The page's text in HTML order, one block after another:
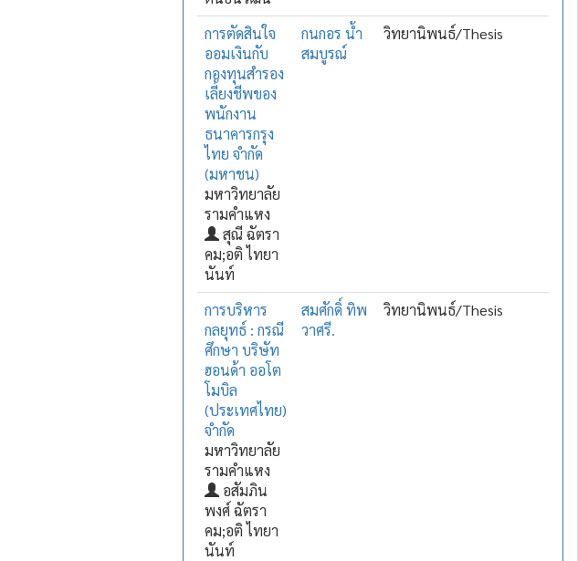
การตัดสินใจ
ออมเงินกับ
กองทุนสำรอง
เลี้ยงชีพของ
พนักงาน
ธนาคารกรุง
ไทย จำกัด
(มหาชน)
มหาวิทยาลัย
รามคำแหง
สุณี ฉัตรา
คม;อติ ไทยา
นันท์
กนกอร น้ำ
สมบูรณ์
วิทยานิพนธ์/Thesis
การบริหาร
กลยุทธ์ : กรณี
ศึกษา บริษัท
ฮอนด้า ออโต
โมบิล
(ประเทศไทย)
จำกัด
มหาวิทยาลัย
รามคำแหง
อสัมภิน
พงศ์ ฉัตรา
คม;อติ ไทยา
นันท์
สมศักดิ์ ทิพ
วาศรี.
วิทยานิพนธ์/Thesis